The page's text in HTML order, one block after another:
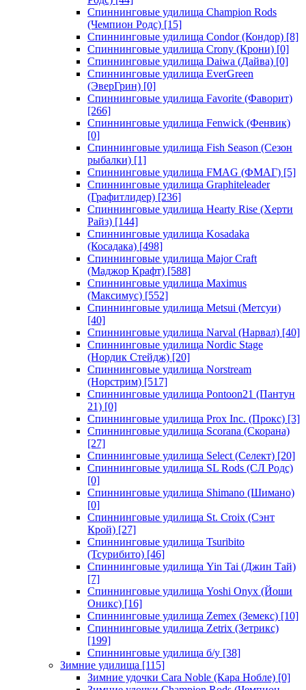
Спиннинговые удилища Champion Rods
(Чемпион Родс) [15]
Спиннинговые удилища Condor (Кондор) [8]
Спиннинговые удилища Crony (Крони) [0]
Спиннинговые удилища Daiwa (Дайва) [0]
Спиннинговые удилища EverGreen
(ЭверГрин) [0]
Спиннинговые удилища Favorite (Фаворит)
[266]
Спиннинговые удилища Fenwick (Фенвик)
[0]
Спиннинговые удилища Fish Season (Сезон
рыбалки) [1]
Спиннинговые удилища FMAG (ФМАГ) [5]
Спиннинговые удилища Graphiteleader
(Графитлидер) [236]
Спиннинговые удилища Hearty Rise (Херти
Райз) [144]
Спиннинговые удилища Kosadaka
(Косадака) [498]
Спиннинговые удилища Major Craft
(Маджор Крафт) [588]
Спиннинговые удилища Maximus
(Максимус) [552]
Спиннинговые удилища Metsui (Метсуи)
[40]
Спиннинговые удилища Narval (Нарвал) [40]
Спиннинговые удилища Nordic Stage
(Нордик Стейдж) [20]
Спиннинговые удилища Norstream
(Норстрим) [517]
Спиннинговые удилища Pontoon21 (Пантун
21) [0]
Спиннинговые удилища Prox Inc. (Прокс) [3]
Спиннинговые удилища Scorana (Скорана)
[27]
Спиннинговые удилища Select (Селект) [20]
Спиннинговые удилища SL Rods (СЛ Родс)
[0]
Спиннинговые удилища Shimano (Шимано)
[0]
Спиннинговые удилища St. Croix (Сэнт
Крой) [27]
Спиннинговые удилища Tsuribito
(Тсурибито) [46]
Спиннинговые удилища Yin Tai (Джин Тай)
[7]
Спиннинговые удилища Yoshi Onyx (Йоши
Оникс) [16]
Спиннинговые удилища Zemex (Земекс) [10]
Спиннинговые удилища Zetrix (Зетрикс)
[199]
Спиннинговые удилища б/у [38]
Зимние удилища [115]
Зимние удочки Cara Noble (Кара Нобле) [0]